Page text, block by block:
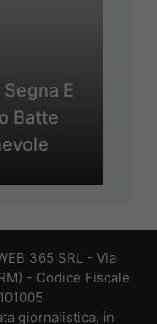
E
Batte
365 SRL - Via
- Codice Fiscale
giornalistica, in